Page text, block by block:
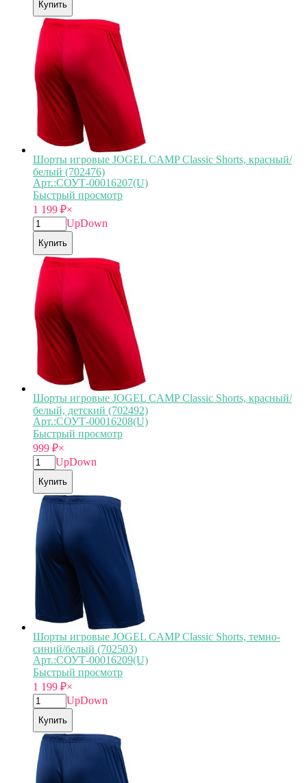
Купить
Шорты игровые JOGEL CAMP Classic Shorts, красный/
белый (702476)
Арт.:СОУТ-00016207(U)
Быстрый просмотр
1 199 ₽×
UpDown
Купить
Шорты игровые JOGEL CAMP Classic Shorts, красный/
белый, детский (702492)
Арт.:СОУТ-00016208(U)
Быстрый просмотр
999 ₽×
UpDown
Купить
Шорты игровые JOGEL CAMP Classic Shorts, темно-
синий/белый (702503)
Арт.:СОУТ-00016209(U)
Быстрый просмотр
1 199 ₽×
UpDown
Купить